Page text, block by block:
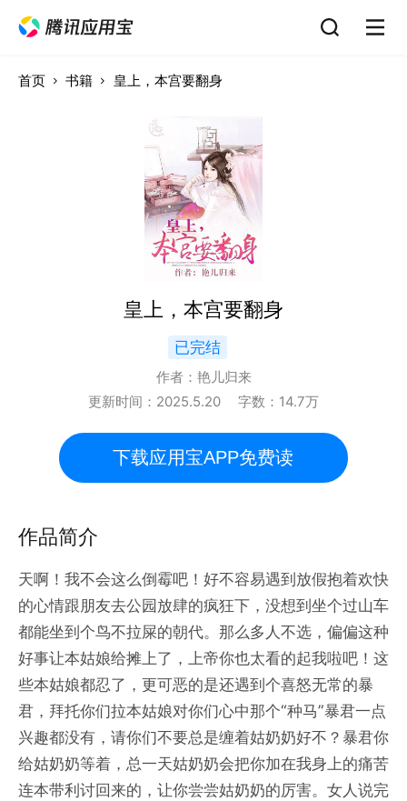
首页 书籍 皇上，本宫要翻身
皇上，本宫要翻身
已完结
作者： 艳儿归来
更新时间： 2025.5.20 字数： 14.7万
下载应用宝APP免费读
作品简介
天啊！我不会这么倒霉吧！好不容易遇到放假抱着欢快
的心情跟朋友去公园放肆的疯狂下，没想到坐个过山车
都能坐到个鸟不拉屎的朝代。那么多人不选，偏偏这种
好事让本姑娘给摊上了，上帝你也太看的起我啦吧！这
些本姑娘都忍了，更可恶的是还遇到个喜怒无常的暴
君，拜托你们拉本姑娘对你们心中那个“种马”暴君一点
兴趣都没有，请你们不要总是缠着姑奶奶好不？暴君你
给姑奶奶等着，总一天姑奶奶会把你加在我身上的痛苦
连本带利讨回来的，让你尝尝姑奶奶的厉害。女人说完